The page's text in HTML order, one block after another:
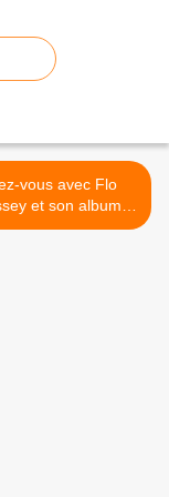
vous avec Flo
et son album
Will Be Beautiful